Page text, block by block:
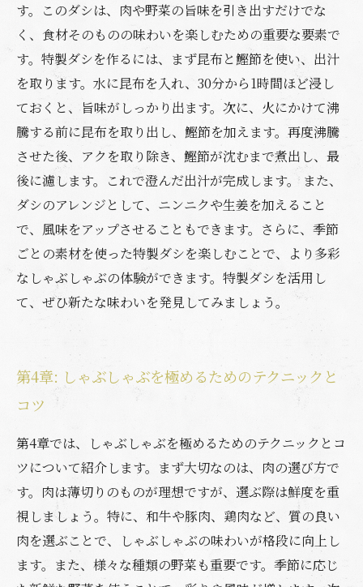
す。このダシは、肉や野菜の旨味を引き出すだけでな
く、食材そのものの味わいを楽しむための重要な要素で
す。特製ダシを作るには、まず昆布と鰹節を使い、出汁
を取ります。水に昆布を入れ、30分から1時間ほど浸し
ておくと、旨味がしっかり出ます。次に、火にかけて沸
騰する前に昆布を取り出し、鰹節を加えます。再度沸騰
させた後、アクを取り除き、鰹節が沈むまで煮出し、最
後に濾します。これで澄んだ出汁が完成します。 また、
ダシのアレンジとして、ニンニクや生姜を加えること
で、風味をアップさせることもできます。さらに、季節
ごとの素材を使った特製ダシを楽しむことで、より多彩
なしゃぶしゃぶの体験ができます。特製ダシを活用し
て、ぜひ新たな味わいを発見してみましょう。
第4章: しゃぶしゃぶを極めるためのテクニックと
コツ
第4章では、しゃぶしゃぶを極めるためのテクニックとコ
ツについて紹介します。まず大切なのは、肉の選び方で
す。肉は薄切りのものが理想ですが、選ぶ際は鮮度を重
視しましょう。特に、和牛や豚肉、鶏肉など、質の良い
肉を選ぶことで、しゃぶしゃぶの味わいが格段に向上し
ます。また、様々な種類の野菜も重要です。季節に応じ